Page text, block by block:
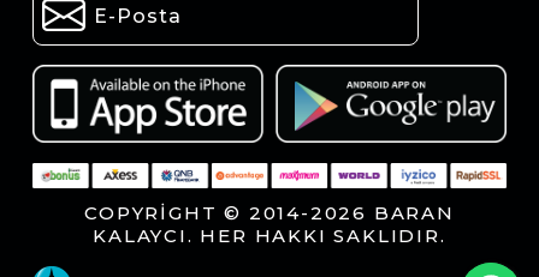
COPYRIGHT © 2014-2026 BARAN
KALAYCI. HER HAKKI SAKLIDIR.